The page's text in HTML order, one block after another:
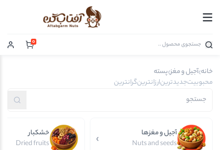
0
خانه آجیل و مغز پسته
محبوبیتجدیدترینارزانترینگرانترین
آجیل و مغزها
Nuts and seeds
خشکبار
Dried fruits